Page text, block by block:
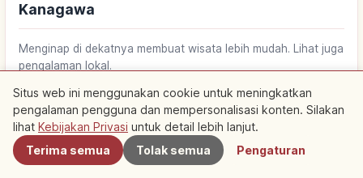
Kanagawa
Menginap di dekatnya membuat wisata lebih mudah. Lihat juga
pengalaman lokal.
Cari penginapan dekat Sungai Kamakura,
Kanagawa
↗
Cari aktivitas di Sungai Kamakura, Kanagawa
Terdekat
Situs web ini menggunakan cookie untuk meningkatkan
pengalaman pengguna dan mempersonalisasi konten. Silakan
lihat Kebijakan Privasi untuk detail lebih lanjut.
Terima semua
Tolak semua Pengaturan